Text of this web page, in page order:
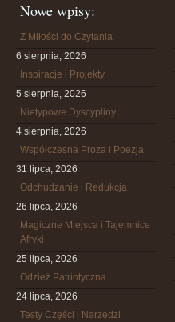
Nowe wpisy:
Z Miłości do Czytania
6 sierpnia, 2026
Inspiracje i Projekty
5 sierpnia, 2026
Nietypowe Dyscypliny
4 sierpnia, 2026
Współczesna Proza i Poezja
31 lipca, 2026
Odchudzanie i Redukcja
26 lipca, 2026
Magiczne Miejsca i Tajemnice
Afryki
25 lipca, 2026
Odzież Patriotyczna
24 lipca, 2026
Testy Części i Narzędzi